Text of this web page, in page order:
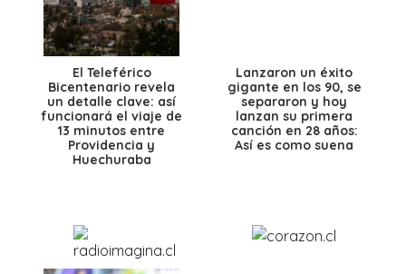
El Teleférico
Bicentenario revela
un detalle clave: así
funcionará el viaje de
13 minutos entre
Providencia y
Huechuraba
Lanzaron un éxito
gigante en los 90, se
separaron y hoy
lanzan su primera
canción en 28 años:
Así es como suena